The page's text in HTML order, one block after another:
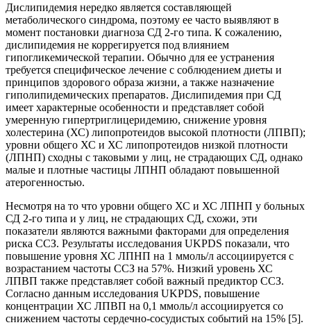
Дислипидемия нередко является составляющей
метаболического синдрома, поэтому ее часто выявляют в
момент постановки диагноза СД 2-го типа. К сожалению,
дислипидемия не коррегируется под влиянием
гипогликемической терапии. Обычно для ее устранения
требуется специфическое лечение с соблюдением диеты и
принципов здорового образа жизни, а также назначение
гиполипидемических препаратов. Дислипидемия при СД
имеет характерные особенности и представляет собой
умеренную гипертриглицеридемию, снижение уровня
холестерина (ХС) липопротеидов высокой плотности (ЛПВП);
уровни общего ХС и ХС липопротеидов низкой плотности
(ЛПНП) сходны с таковыми у лиц, не страдающих СД, однако
малые и плотные частицы ЛПНП обладают повышенной
атерогенностью.
Несмотря на то что уровни общего ХС и ХС ЛПНП у больных
СД 2-го типа и у лиц, не страдающих СД, схожи, эти
показатели являются важными факторами для определения
риска ССЗ. Результаты исследования UKPDS показали, что
повышение уровня ХС ЛПНП на 1 ммоль/л ассоциируется с
возрастанием частоты ССЗ на 57%. Низкий уровень ХС
ЛПВП также представляет собой важный предиктор ССЗ.
Согласно данным исследования UKPDS, повышение
концентрации ХС ЛПВП на 0,1 ммоль/л ассоциируется со
снижением частоты сердечно-сосудистых событий на 15% [5].